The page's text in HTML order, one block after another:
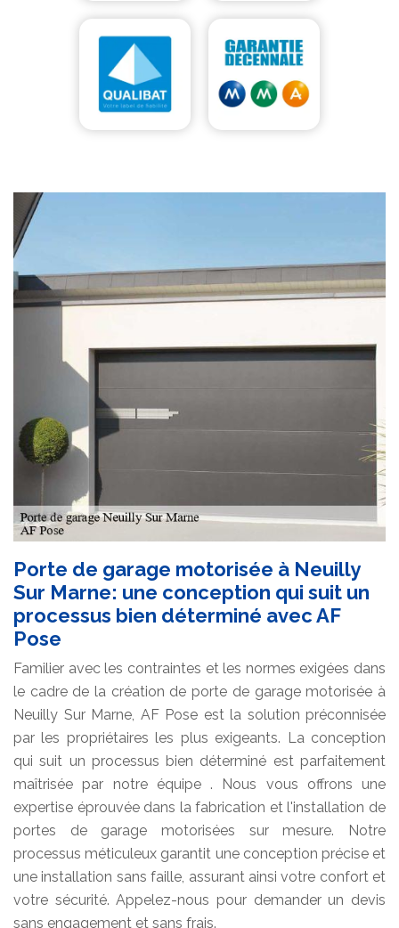
Porte de garage motorisée à Neuilly
Sur Marne: une conception qui suit un
processus bien déterminé avec AF
Pose
Familier avec les contraintes et les normes exigées dans
le cadre de la création de porte de garage motorisée à
Neuilly Sur Marne, AF Pose est la solution préconnisée
par les propriétaires les plus exigeants. La conception
qui suit un processus bien déterminé est parfaitement
maîtrisée par notre équipe . Nous vous offrons une
expertise éprouvée dans la fabrication et l'installation de
portes de garage motorisées sur mesure. Notre
processus méticuleux garantit une conception précise et
une installation sans faille, assurant ainsi votre confort et
votre sécurité. Appelez-nous pour demander un devis
sans engagement et sans frais.